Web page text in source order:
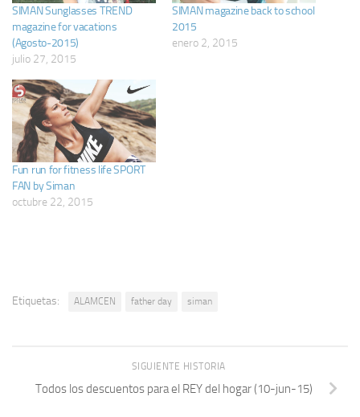
SIMAN Sunglasses TREND
magazine for vacations
(Agosto-2015)
julio 27, 2015
SIMAN magazine back to school
2015
enero 2, 2015
Fun run for fitness life SPORT
FAN by Siman
octubre 22, 2015
Etiquetas: ALAMCEN father day siman
SIGUIENTE HISTORIA
Todos los descuentos para el REY del hogar (10-jun-15)